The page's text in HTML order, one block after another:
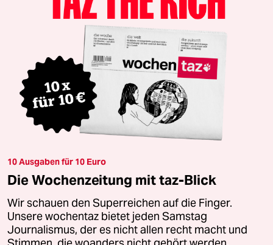
10 Ausgaben für 10 Euro
Die Wochenzeitung mit taz-Blick
Wir schauen den Superreichen auf die Finger.
Unsere wochentaz bietet jeden Samstag
Journalismus, der es nicht allen recht macht und